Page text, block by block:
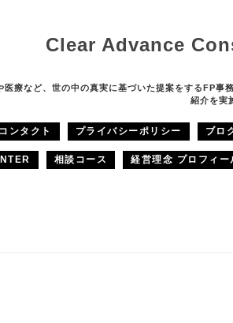
Clear Advance
療など、世の中の真実に基づいた提案をするFP
紹介を実
コンタクト プライバシーポリシー ブロ
相談コース 経営理念 プロフィー